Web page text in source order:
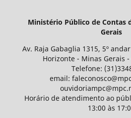
Ministério Público de Contas
Gerais
Av. Raja Gabaglia 1315, 5º
Horizonte - Minas Gerais -
Telefone:
email:
Horário de atendimento ao
13:00 às